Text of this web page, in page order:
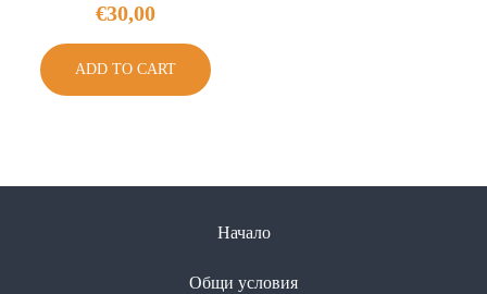
€30,00
ADD TO CART
Начало
Общи условия